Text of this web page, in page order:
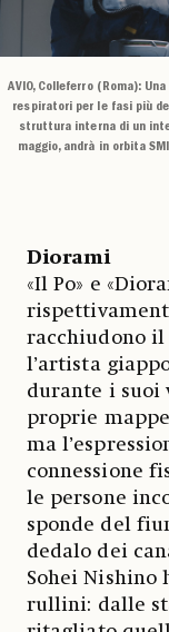
AVIO, Colleferro (Roma):
respiratori per le fasi più
struttura interna di un
maggio, andrà in orbita
Diorami
«Il Po» e
racchiudono il
l’artista
durante i suoi
proprie
ma
connessione
le persone
sponde del
dedalo dei
Sohei
rullini: dalle